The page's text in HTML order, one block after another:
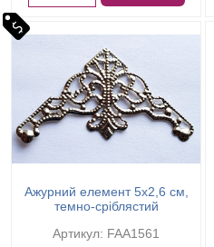
Ажурний елемент 5х2,6 см,
темно-сріблястий
Артикул: FAA1561